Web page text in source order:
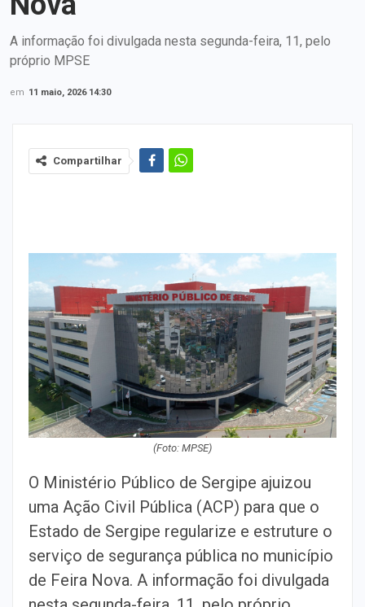
A informação foi divulgada nesta segunda-feira, 11, pelo
próprio MPSE
em 11 maio, 2026 14:30
Compartilhar
(Foto: MPSE)
O Ministério Público de Sergipe ajuizou
uma Ação Civil Pública (ACP) para que o
Estado de Sergipe regularize e estruture o
serviço de segurança pública no município
de Feira Nova. A informação foi divulgada